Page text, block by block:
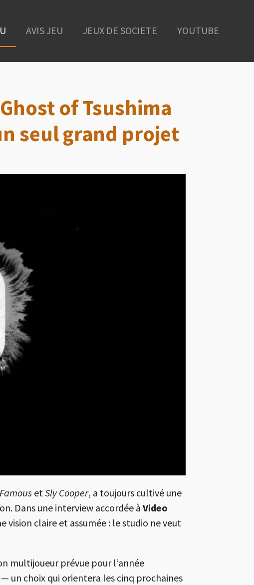
AVIS JEU JEUX DE SOCIETE YOUTUBE
of Tsushima
seul grand projet
etSly Cooper, a toujours cultivé une
Dans une interview accordée à Video
vision claire et assumée : le studio ne veut
multijoueur prévue pour l’année
un choix qui orientera les cinq prochaines